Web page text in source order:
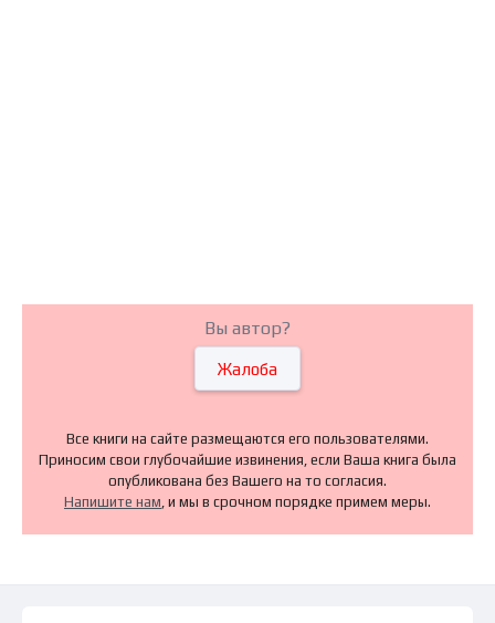
Вы автор?
Жалоба
Все книги на сайте размещаются его пользователями.
Приносим свои глубочайшие извинения, если Ваша книга была
опубликована без Вашего на то согласия.
Напишите нам, и мы в срочном порядке примем меры.